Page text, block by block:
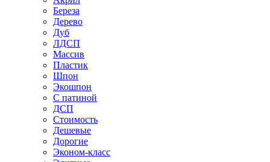
Береза
Дерево
Дуб
ЛДСП
Массив
Пластик
Шпон
Экошпон
С патиной
ДСП
Стоимость
Дешевые
Дорогие
Эконом-класс